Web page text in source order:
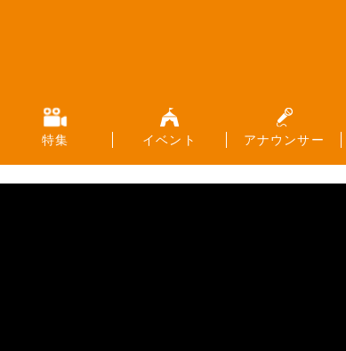
特集 イベント アナウンサー